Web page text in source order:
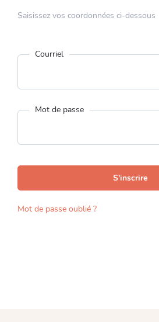
Saisissez vos coordonnées ci-dessous
Courriel
Mot de passe
S'inscrire
Mot de passe oublié ?